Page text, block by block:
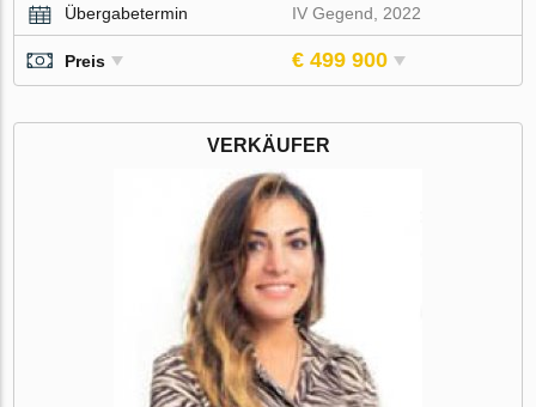
Übergabetermin
IV Gegend, 2022
Preis € 499 900
VERKÄUFER